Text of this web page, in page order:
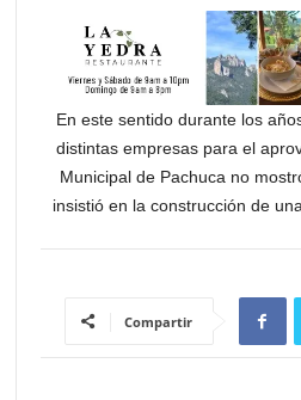
En este sentido durante los
distintas empresas para el
Municipal de Pachuca no
insistió en la construcción de
Compartir